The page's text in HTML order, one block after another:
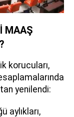
MAAŞ
korucuları,
yenilendi:
aylıkları,